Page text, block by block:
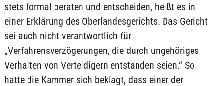
stets formal beraten und entscheiden, heißt es in
einer Erklärung des Oberlandesgerichts. Das Gericht
sei auch nicht verantwortlich für
„Verfahrensverzögerungen, die durch ungehöriges
Verhalten von Verteidigern entstanden seien.“ So
hatte die Kammer sich beklagt, dass einer der